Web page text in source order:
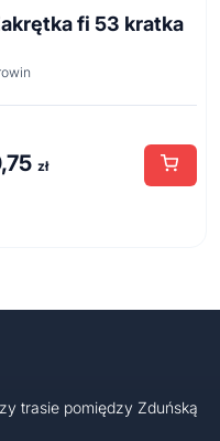
fi 53 kratka
zł
trasie pomiędzy Zduńską